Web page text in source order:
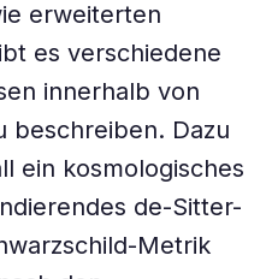
erweiterten
es verschiedene
innerhalb von
beschreiben. Dazu
ein kosmologisches
de-Sitter-
Metrik